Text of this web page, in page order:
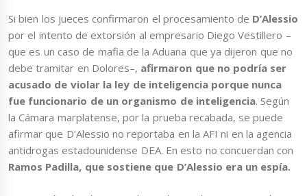
Si bien los jueces confirmaron el procesamiento de D’Alessio
por el intento de extorsión al empresario Diego Vestillero –
que es un caso de mafia de la Aduana que ya dijeron que no
debe tramitar en Dolores–, afirmaron que no podría ser
acusado de violar la ley de inteligencia porque nunca
fue funcionario de un organismo de inteligencia. Según
la Cámara marplatense, por la prueba recabada, se puede
afirmar que D’Alessio no reportaba en la AFI ni en la agencia
antidrogas estadounidense DEA. En esto no concuerdan con
Ramos Padilla, que sostiene que D’Alessio era un espía.